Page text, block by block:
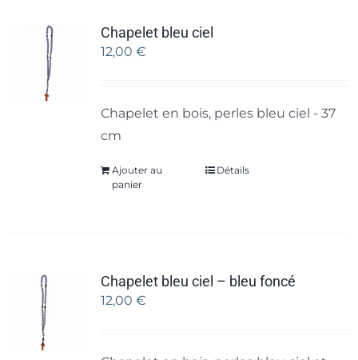
Chapelet bleu ciel
12,00 €
Chapelet en bois, perles bleu ciel - 37
cm
Ajouter au
panier
Détails
Chapelet bleu ciel – bleu foncé
12,00 €